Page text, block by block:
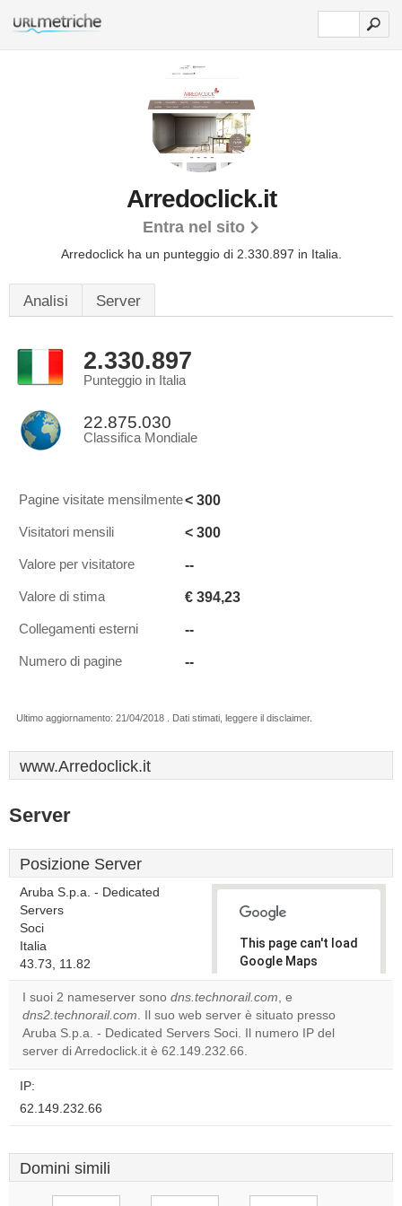
Arredoclick.it
Entra nel sito
Arredoclick ha un punteggio di 2.330.897 in Italia.
Analisi Server
2.330.897
Punteggio in Italia
22.875.030
Classifica Mondiale
Pagine visitate mensilmente< 300
Visitatori mensili < 300
Valore per visitatore --
Valore di stima € 394,23
Collegamenti esterni --
Numero di pagine --
Ultimo aggiornamento: 21/04/2018 . Dati stimati, leggere il disclaimer.
www.Arredoclick.it
Server
Posizione Server
Aruba S.p.a. - Dedicated
Servers
Soci
Italia
43.73, 11.82
This page can't load
Google Maps
correctly.
Do you
own this
I suoi 2 nameserver sono dns.technorail.com, e
dns2.technorail.com. Il suo web server è situato presso
Aruba S.p.a. - Dedicated Servers Soci. Il numero IP del
server di Arredoclick.it è 62.149.232.66.
IP:
62.149.232.66
Domini simili